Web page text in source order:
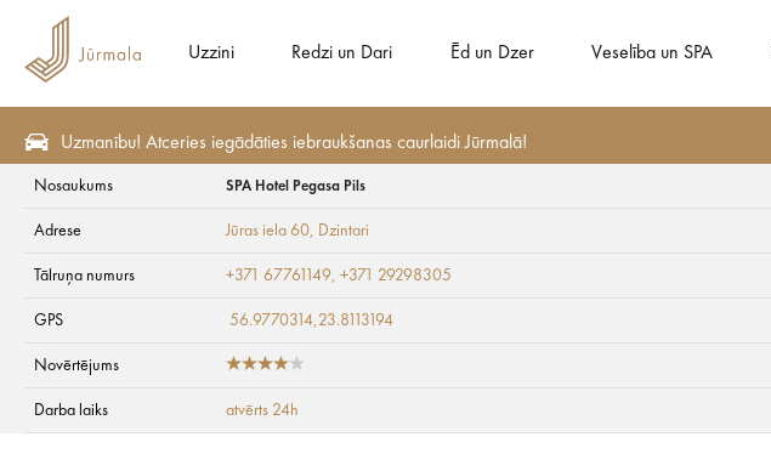
Uzzini Redzi un Dari Ēd un Dzer Veselība un SPA
Uzmanību! Atceries iegādāties iebraukšanas caurlaidi Jūrmalā!
SPA Hotel Pegasa Pils
Nosaukums SPA Hotel Pegasa Pils
Adrese Jūras iela 60, Dzintari
Tālruņa numurs +371 67761149, +371 29298305
GPS 56.9770314,23.8113194
Novērtējums
Darba laiks atvērts 24h